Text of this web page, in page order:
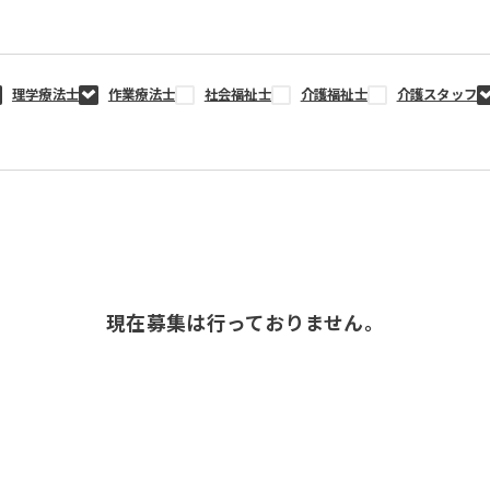
理学療法士 作業療法士 社会福祉士 介護福祉士 介護スタッフ
現在募集は行っておりません。